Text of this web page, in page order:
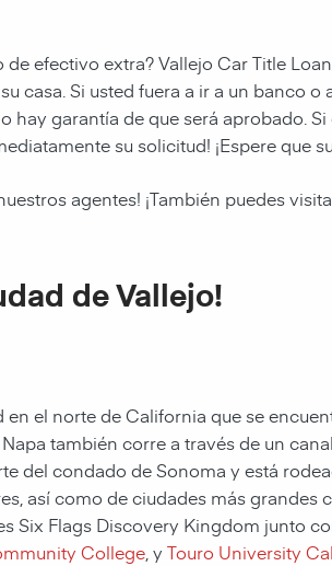
efectivo extra? Vallejo Car Title
casa. Si usted fuera a ir a un banco
garantía de que será aprobado.
su solicitud! ¡Espere que
agentes! ¡También puedes
de Vallejo!
en el norte de California que se
también corre a través de un
del condado de Sonoma y está
así como de ciudades más grandes
Six Flags Discovery Kingdom junto
College , y Touro University